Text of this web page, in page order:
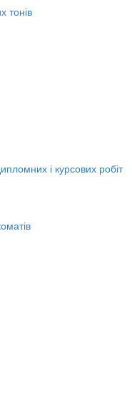
тонів
і курсових робіт